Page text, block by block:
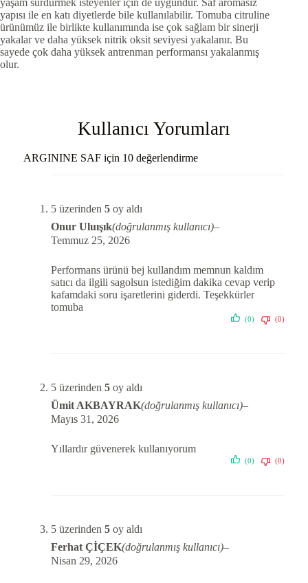
yaşam sürdürmek isteyenler için de uygundur. Saf aromasız
yapısı ile en katı diyetlerde bile kullanılabilir. Tomuba citruline
ürünümüz ile birlikte kullanımında ise çok sağlam bir sinerji
yakalar ve daha yüksek nitrik oksit seviyesi yakalanır. Bu
sayede çok daha yüksek antrenman performansı yakalanmış
olur.
Kullanıcı Yorumları
ARGININE SAFiçin 10 değerlendirme
5 üzerinden 5oy aldı
Onur Uluışık(doğrulanmış kullanıcı)–
Temmuz 25, 2026
Performans ürünü bej kullandım memnun kaldım
satıcı da ilgili sagolsun istediğim dakika cevap verip
kafamdaki soru işaretlerini giderdi. Teşekkürler
tomuba
(0) (0)
5 üzerinden 5oy aldı
Ümit AKBAYRAK(doğrulanmış kullanıcı)–
Mayıs 31, 2026
Yıllardır güvenerek kullanıyorum
(0) (0)
5 üzerinden 5oy aldı
Ferhat ÇİÇEK(doğrulanmış kullanıcı)–
Nisan 29, 2026